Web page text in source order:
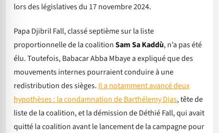
lors des législatives du 17 novembre 2024.
Papa Djibril Fall, classé septième sur la liste
proportionnelle de la coalitionSam Sa Kaddù, n’a pas été
élu. Toutefois, Babacar Abba Mbaye a expliqué que des
mouvements internes pourraient conduire à une
redistribution des sièges. Il a notamment avancé deux
hypothèses : la condamnation de Barthélemy Dias, tête de
liste de la coalition, et la démission de Déthié Fall, qui avait
quitté la coalition avant le lancement de la campagne pour